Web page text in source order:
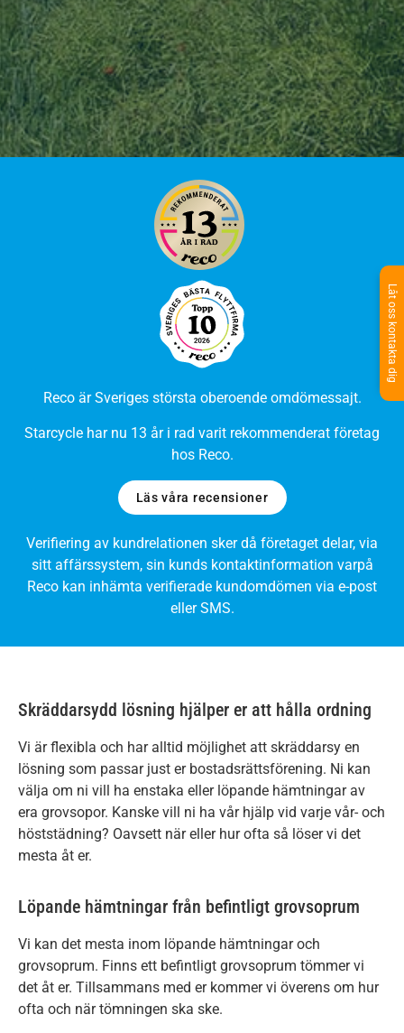
Reco är Sveriges största oberoende omdömessajt.
Starcycle har nu 13 år i rad varit rekommenderat företag
hos Reco.
Läs våra recensioner
Verifiering av kundrelationen sker då företaget delar, via
sitt affärssystem, sin kunds kontaktinformation varpå
Reco kan inhämta verifierade kundomdömen via e-post
eller SMS.
Skräddarsydd lösning hjälper er att hålla ordning
Vi är flexibla och har alltid möjlighet att skräddarsy en
lösning som passar just er bostadsrättsförening. Ni kan
välja om ni vill ha enstaka eller löpande hämtningar av
era grovsopor. Kanske vill ni ha vår hjälp vid varje vår- och
höststädning? Oavsett när eller hur ofta så löser vi det
mesta åt er.
Löpande hämtningar från befintligt grovsoprum
Vi kan det mesta inom löpande hämtningar och
grovsoprum. Finns ett befintligt grovsoprum tömmer vi
det åt er. Tillsammans med er kommer vi överens om hur
ofta och när tömningen ska ske.
Låt oss kontakta dig